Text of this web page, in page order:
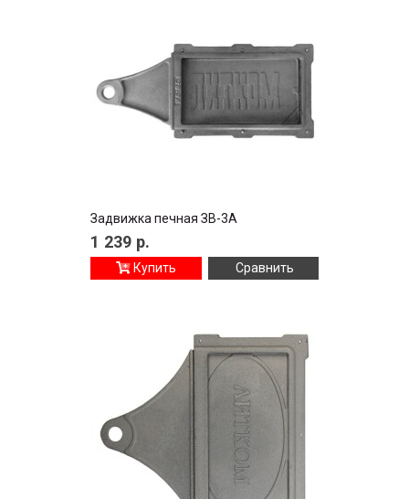
Задвижка печная ЗВ-3А
1 239 р.
Купить Сравнить